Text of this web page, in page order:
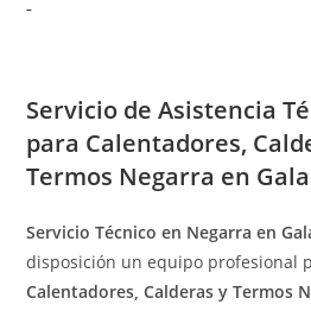
Servicio de Asistencia
para Calentadores,
Termos Negarra en
Servicio Técnico en Negarra en
disposición un equipo profesional
Calentadores, Calderas y Termos